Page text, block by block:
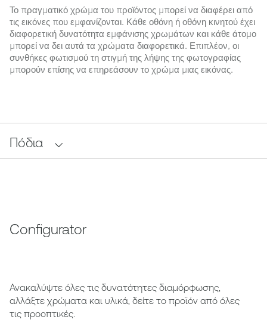
Το πραγματικό χρώμα του προϊόντος μπορεί να διαφέρει από
τις εικόνες που εμφανίζονται. Κάθε οθόνη ή οθόνη κινητού έχει
διαφορετική δυνατότητα εμφάνισης χρωμάτων και κάθε άτομο
μπορεί να δει αυτά τα χρώματα διαφορετικά. Επιπλέον, οι
συνθήκες φωτισμού τη στιγμή της λήψης της φωτογραφίας
μπορούν επίσης να επηρεάσουν το χρώμα μιας εικόνας.
Πόδια
Configurator
Ανακαλύψτε όλες τις δυνατότητες διαμόρφωσης,
αλλάξτε χρώματα και υλικά, δείτε το προϊόν από όλες
τις προοπτικές.